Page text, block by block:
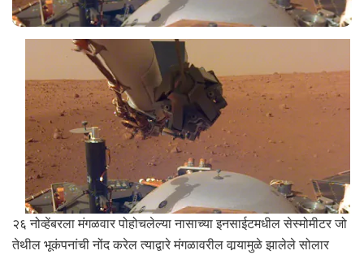
२६ नोव्हेंबरला मंगळवार पोहोचलेल्या नासाच्या इनसाईटमधील सेस्मोमीटर जो
तेथील भूकंपनांची नोंद करेल त्याद्वारे मंगळावरील वार्‍यामुळे झालेले सोलार